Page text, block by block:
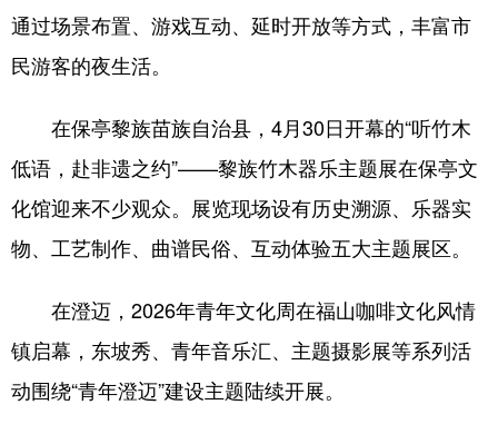
通过场景布置、游戏互动、延时开放等方式，丰富市
民游客的夜生活。
在保亭黎族苗族自治县，4月30日开幕的“听竹木
低语，赴非遗之约”——黎族竹木器乐主题展在保亭文
化馆迎来不少观众。展览现场设有历史溯源、乐器实
物、工艺制作、曲谱民俗、互动体验五大主题展区。
在澄迈，2026年青年文化周在福山咖啡文化风情
镇启幕，东坡秀、青年音乐汇、主题摄影展等系列活
动围绕“青年澄迈”建设主题陆续开展。